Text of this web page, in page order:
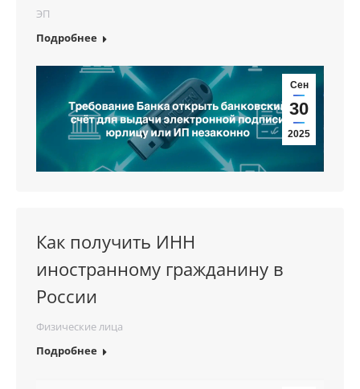
ЭП
Подробнее
Сен
30
2025
Как получить ИНН
иностранному гражданину в
России
Физические лица
Подробнее